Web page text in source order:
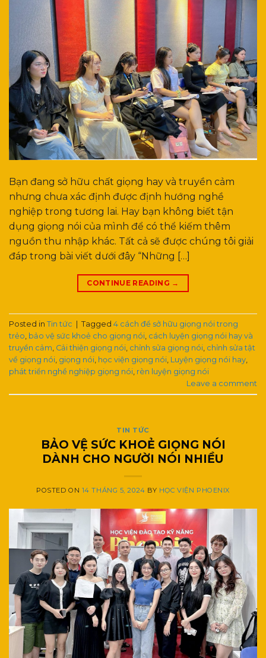
Bạn đang sở hữu chất giọng hay và truyền cảm
nhưng chưa xác định được định hướng nghề
nghiệp trong tương lai. Hay bạn không biết tận
dụng giọng nói của mình để có thể kiếm thêm
nguồn thu nhập khác. Tất cả sẽ được chúng tôi giải
đáp trong bài viết dưới đây “Những […]
CONTINUE READING →
Posted in Tin tức | Tagged 4 cách để sở hữu giọng nói trong
trẻo bảo vệ sức khoẻ cho giọng nói cách luyện giọng nói hay và
truyền cảm Cải thiện giọng nói chỉnh sửa giọng nói chỉnh sửa tật
về giọng nói giọng nói học viện giọng nói Luyện giọng nói hay
phát triển nghề nghiệp giọng nói rèn luyện giọng nói
Leave a comment
TIN TỨC
BẢO VỆ SỨC KHOẺ GIỌNG NÓI
DÀNH CHO NGƯỜI NÓI NHIỀU
POSTED ON 14 THÁNG 5, 2024 BY HỌC VIỆN PHOENIX